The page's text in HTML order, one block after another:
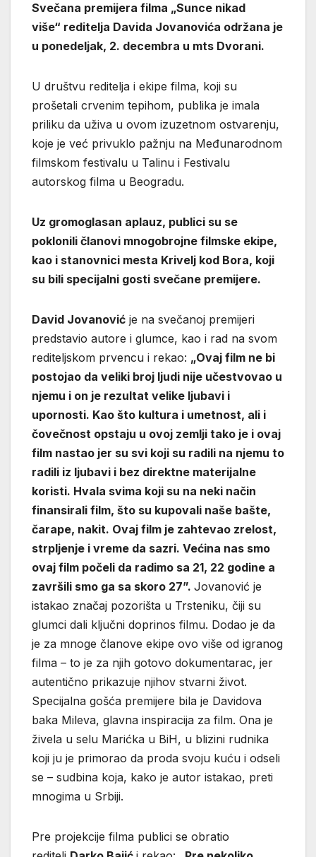
Svečana premijera filma „Sunce nikad
više“ reditelja Davida Jovanovića održana je
u ponedeljak, 2. decembra u mts Dvorani.
U društvu reditelja i ekipe filma, koji su
prošetali crvenim tepihom, publika je imala
priliku da uživa u ovom izuzetnom ostvarenju,
koje je već privuklo pažnju na Međunarodnom
filmskom festivalu u Talinu i Festivalu
autorskog filma u Beogradu.
Uz gromoglasan aplauz, publici su se
poklonili članovi mnogobrojne filmske ekipe,
kao i stanovnici mesta Krivelj kod Bora, koji
su bili specijalni gosti svečane premijere.
David Jovanović je na svečanoj premijeri
predstavio autore i glumce, kao i rad na svom
rediteljskom prvencu i rekao: „Ovaj film ne bi
postojao da veliki broj ljudi nije učestvovaо u
njemu i on je rezultat velike ljubavi i
upornosti. Kao što kultura i umetnost, ali i
čovečnost opstaju u ovoj zemlji tako je i ovaj
film nastao jer su svi koji su radili na njemu to
radili iz ljubavi i bez direktne materijalne
koristi. Hvala svima koji su na neki način
finansirali film, što su kupovali naše bašte,
čarape, nakit. Ovaj film je zahtevao zrelost,
strpljenje i vreme da sazri. Većina nas smo
ovaj film počeli da radimo sa 21, 22 godine a
završili smo ga sa skoro 27”. Jovanović je
istakao značaj pozorišta u Trsteniku, čiji su
glumci dali ključni doprinos filmu. Dodao je da
je za mnoge članove ekipe ovo više od igranog
filma – to je za njih gotovo dokumentarac, jer
autentično prikazuje njihov stvarni život.
Specijalna gošća premijere bila je Davidova
baka Mileva, glavna inspiracija za film. Ona je
živela u selu Marićka u BiH, u blizini rudnika
koji ju je primorao da proda svoju kuću i odseli
se – sudbina koja, kako je autor istakao, preti
mnogima u Srbiji.
Pre projekcije filma publici se obratio